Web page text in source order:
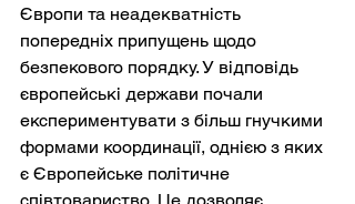
Європи та неадекватність
попередніх припущень щодо
безпекового порядку. У відповідь
європейські держави почали
експериментувати з більш гнучкими
формами координації, однією з яких
є Європейське політичне